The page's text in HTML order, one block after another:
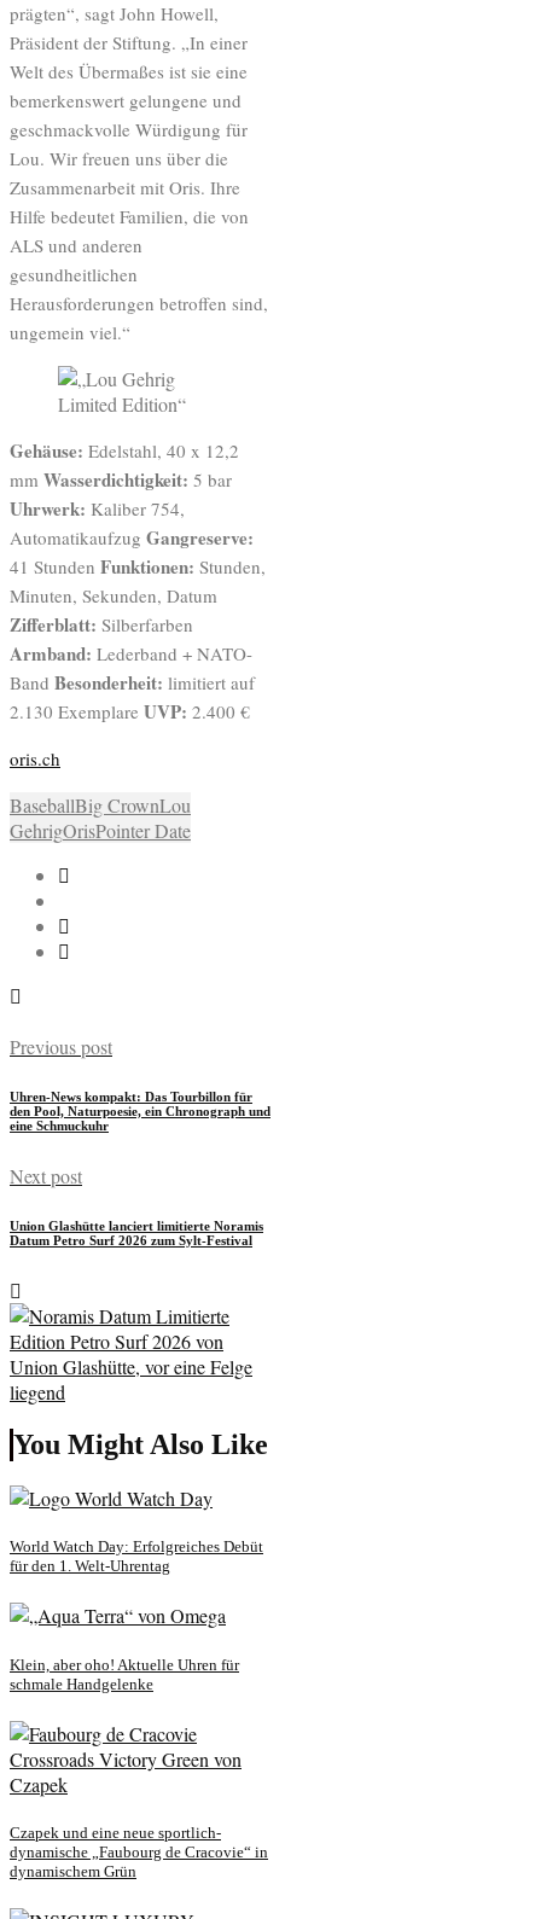
prägten“, sagt John Howell,
Präsident der Stiftung. „In einer
Welt des Übermaßes ist sie eine
bemerkenswert gelungene und
geschmackvolle Würdigung für
Lou. Wir freuen uns über die
Zusammenarbeit mit Oris. Ihre
Hilfe bedeutet Familien, die von
ALS und anderen
gesundheitlichen
Herausforderungen betroffen sind,
ungemein viel.“
Gehäuse: Edelstahl, 40 x 12,2
mm Wasserdichtigkeit: 5 bar
Uhrwerk: Kaliber 754,
Automatikaufzug Gangreserve:
41 Stunden Funktionen: Stunden,
Minuten, Sekunden, Datum
Zifferblatt: Silberfarben
Armband: Lederband + NATO-
Band Besonderheit: limitiert auf
2.130 Exemplare UVP: 2.400 €
oris.ch
BaseballBig CrownLou
GehrigOrisPointer Date
Previous post
Uhren-News kompakt: Das Tourbillon für
den Pool, Naturpoesie, ein Chronograph und
eine Schmuckuhr
Next post
Union Glashütte lanciert limitierte Noramis
Datum Petro Surf 2026 zum Sylt-Festival
You Might Also Like
World Watch Day: Erfolgreiches Debüt
für den 1. Welt-Uhrentag
Klein, aber oho! Aktuelle Uhren für
schmale Handgelenke
Czapek und eine neue sportlich-
dynamische „Faubourg de Cracovie“ in
dynamischem Grün